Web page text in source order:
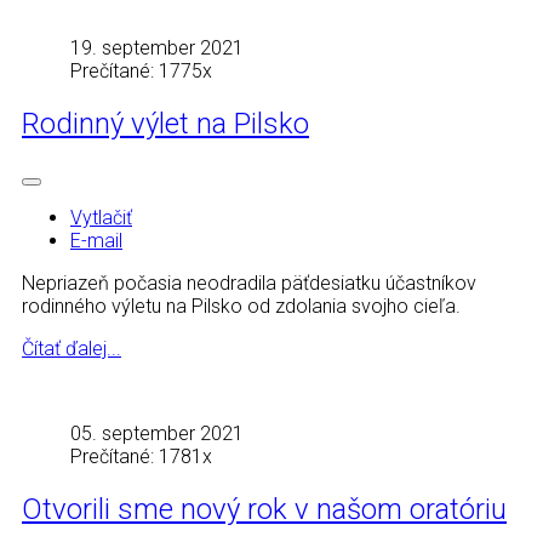
19. september 2021
Prečítané: 1775x
Rodinný výlet na Pilsko
Vytlačiť
E-mail
Nepriazeň počasia neodradila päťdesiatku účastníkov
rodinného výletu na Pilsko od zdolania svojho cieľa.
Čítať ďalej...
05. september 2021
Prečítané: 1781x
Otvorili sme nový rok v našom oratóriu